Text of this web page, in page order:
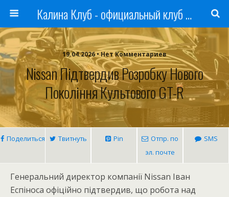
Калина Клуб - официальный клуб ЛАДА
19.04.2026 • Нет Комментариев
Nissan Підтвердив Розробку Нового
Покоління Культового GT-R
Поделиться Твитнуть Pin
Отпр. по
эл. почте
SMS
Генеральний директор компанії Nissan Іван
Еспіноса офіційно підтвердив, що робота над